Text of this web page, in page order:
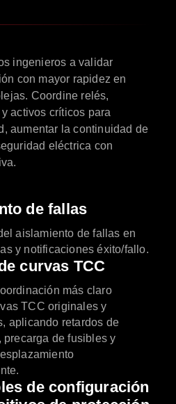
ingenieros a validar
con mayor rapidez en
Coordine relés,
activos críticos para
aumentar la continuidad de
eléctrica con
de fallas
aislamiento de fallas en
y notificaciones éxito/fallo.
curvas TCC
más claro
TCC originales y
aplicando retardos de
precarga de fusibles y
de configuración